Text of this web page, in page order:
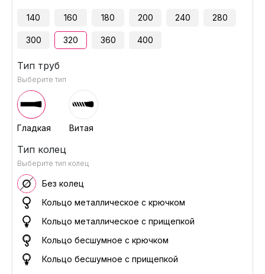
140 160 180 200 240 280
300 320 360 400
Тип труб
Выберите тип
Гладкая Витая
Тип колец
Выберите тип колец
Без колец
Кольцо металлическое с крючком
Кольцо металлическое с прищепкой
Кольцо бесшумное с крючком
Кольцо бесшумное с прищепкой